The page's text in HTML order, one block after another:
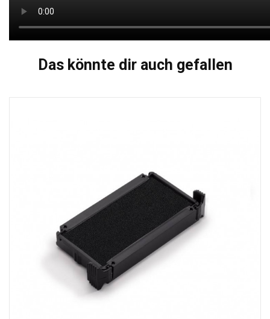
Das könnte dir auch gefallen